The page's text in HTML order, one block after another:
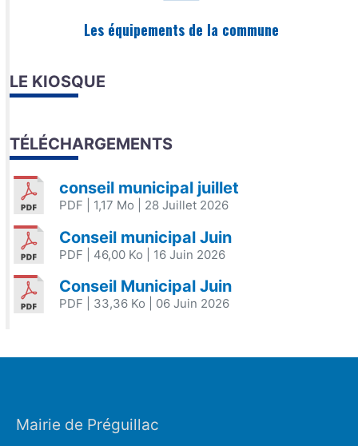
Les équipements de la commune
LE KIOSQUE
TÉLÉCHARGEMENTS
conseil municipal juillet
PDF | 1,17 Mo | 28 Juillet 2026
Conseil municipal Juin
PDF | 46,00 Ko | 16 Juin 2026
Conseil Municipal Juin
PDF | 33,36 Ko | 06 Juin 2026
Mairie de Préguillac